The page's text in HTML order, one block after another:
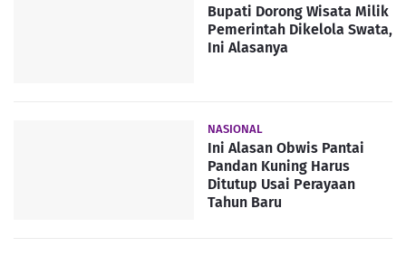
Bupati Dorong Wisata Milik
Pemerintah Dikelola Swata,
Ini Alasanya
NASIONAL
Ini Alasan Obwis Pantai
Pandan Kuning Harus
Ditutup Usai Perayaan
Tahun Baru